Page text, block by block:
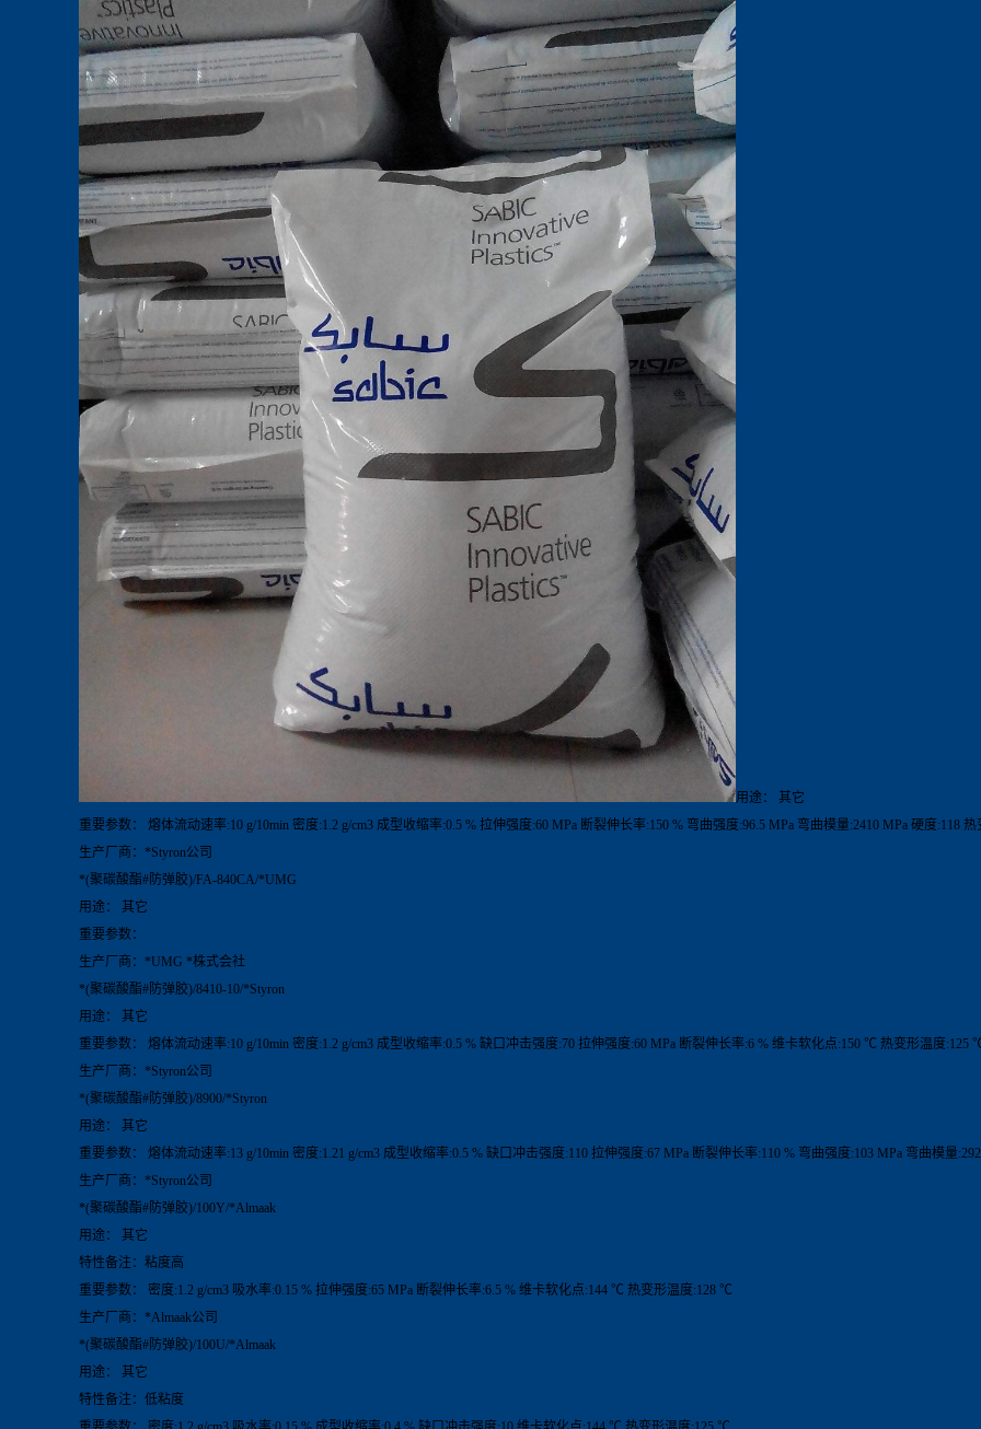
用途： 其它
重要参数： 熔体流动速率:10 g/10min 密度:1.2 g/cm3 成型收缩率:0.5 % 拉伸强度:60 MPa 断裂伸长率:150 % 弯曲强度:96.5 MPa 弯曲模量:2410 MPa 硬度:118
生产厂商：*Styron公司
*(聚碳酸酯#防弹胶)/FA-840CA/*UMG
用途： 其它
重要参数：
生产厂商：*UMG *株式会社
*(聚碳酸酯#防弹胶)/8410-10/*Styron
用途： 其它
重要参数： 熔体流动速率:10 g/10min 密度:1.2 g/cm3 成型收缩率:0.5 % 缺口冲击强度:70 拉伸强度:60 MPa 断裂伸长率:6 % 维卡软化点:150 ℃ 热变形温度:125
生产厂商：*Styron公司
*(聚碳酸酯#防弹胶)/8900/*Styron
用途： 其它
重要参数： 熔体流动速率:13 g/10min 密度:1.21 g/cm3 成型收缩率:0.5 % 缺口冲击强度:110 拉伸强度:67 MPa 断裂伸长率:110 % 弯曲强度:103 MPa 弯曲模量
生产厂商：*Styron公司
*(聚碳酸酯#防弹胶)/100Y/*Almaak
用途： 其它
特性备注：粘度高
重要参数： 密度:1.2 g/cm3 吸水率:0.15 % 拉伸强度:65 MPa 断裂伸长率:6.5 % 维卡软化点:144 ℃ 热变形温度:128 ℃
生产厂商：*Almaak公司
*(聚碳酸酯#防弹胶)/100U/*Almaak
用途： 其它
特性备注：低粘度